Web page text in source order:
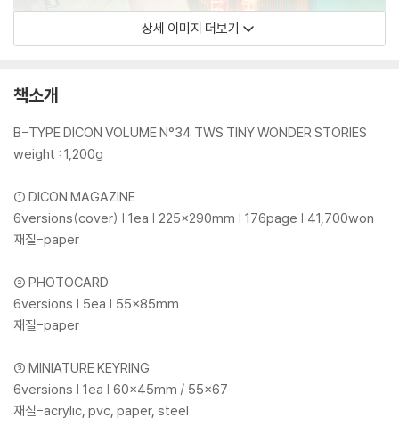
상세 이미지 더보기
책소개
B-TYPE DICON VOLUME N°34 TWS TINY WONDER STORIES
weight : 1,200g
① DICON MAGAZINE
6versions(cover) | 1ea | 225×290mm | 176page | 41,700won
재질-paper
② PHOTOCARD
6versions | 5ea | 55×85mm
재질-paper
③ MINIATURE KEYRING
6versions | 1ea | 60x45mm / 55x67
재질-acrylic, pvc, paper, steel